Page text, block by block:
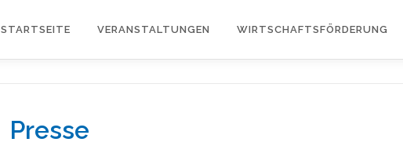
STARTSEITE VERANSTALTUNGEN WIRTSCHAFTSFÖRDERUNG
Presse